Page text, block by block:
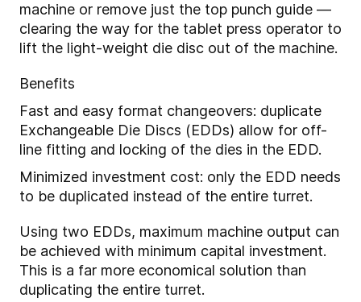
machine or remove just the top punch guide —
clearing the way for the tablet press operator to
lift the light-weight die disc out of the machine.
Benefits
Fast and easy format changeovers: duplicate
Exchangeable Die Discs (EDDs) allow for off-
line fitting and locking of the dies in the EDD.
Minimized investment cost: only the EDD needs
to be duplicated instead of the entire turret.
Using two EDDs, maximum machine output can
be achieved with minimum capital investment.
This is a far more economical solution than
duplicating the entire turret.